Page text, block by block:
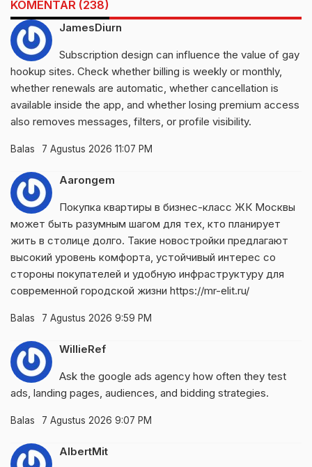
KOMENTAR (238)
JamesDiurn
Subscription design can influence the value of gay
hookup sites. Check whether billing is weekly or monthly,
whether renewals are automatic, whether cancellation is
available inside the app, and whether losing premium access
also removes messages, filters, or profile visibility.
Balas 7 Agustus 2026 11:07 PM
Aarongem
Покупка квартиры в бизнес-класс ЖК Москвы
может быть разумным шагом для тех, кто планирует
жить в столице долго. Такие новостройки предлагают
высокий уровень комфорта, устойчивый интерес со
стороны покупателей и удобную инфраструктуру для
современной городской жизни https://mr-elit.ru/
Balas 7 Agustus 2026 9:59 PM
WillieRef
Ask the google ads agency how often they test
ads, landing pages, audiences, and bidding strategies.
Balas 7 Agustus 2026 9:07 PM
AlbertMit